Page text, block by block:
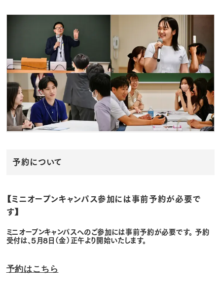
予約について
【ミニオープンキャンパス参加には事前予約が必要で
す】
ミニオープンキャンパスへのご参加には事前予約が必要です。 予約
受付は、5月8日（金）正午より開始いたします。
予約はこちら